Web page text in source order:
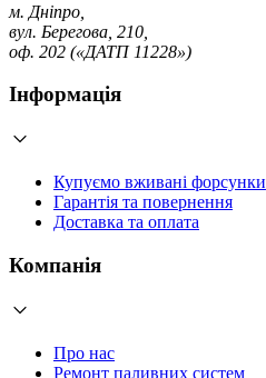
м. Дніпро,
вул. Берегова, 210,
оф. 202 («ДАТП 11228»)
Інформація
Купуємо вживані форсунки
Гарантія та повернення
Доставка та оплата
Компанія
Про нас
Ремонт паливних систем